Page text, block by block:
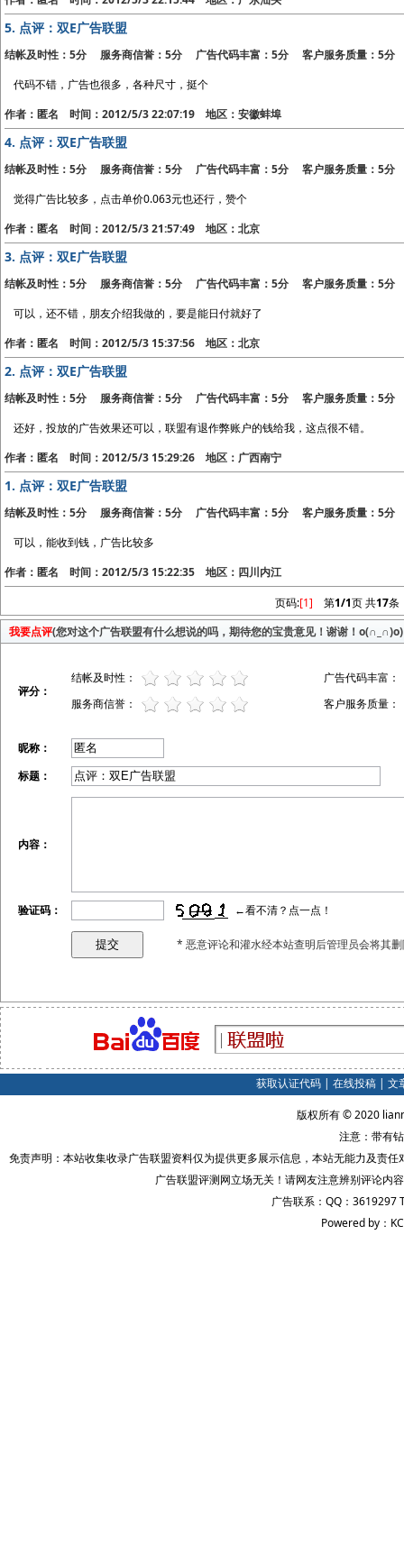
5. 点评：双E广告联盟
结帐及时性：5分 服务商信誉：5分 广告代码丰富：5分 客户服务质量：5分
代码不错，广告也很多，各种尺寸，挺个
作者：匿名 时间：2012/5/3 22:07:19 地区：安徽蚌埠
4. 点评：双E广告联盟
结帐及时性：5分 服务商信誉：5分 广告代码丰富：5分 客户服务质量：5分
觉得广告比较多，点击单价0.063元也还行，赞个
作者：匿名 时间：2012/5/3 21:57:49 地区：北京
3. 点评：双E广告联盟
结帐及时性：5分 服务商信誉：5分 广告代码丰富：5分 客户服务质量：5分
可以，还不错，朋友介绍我做的，要是能日付就好了
作者：匿名 时间：2012/5/3 15:37:56 地区：北京
2. 点评：双E广告联盟
结帐及时性：5分 服务商信誉：5分 广告代码丰富：5分 客户服务质量：5分
还好，投放的广告效果还可以，联盟有退作弊账户的钱给我，这点很不错。
作者：匿名 时间：2012/5/3 15:29:26 地区：广西南宁
1. 点评：双E广告联盟
结帐及时性：5分 服务商信誉：5分 广告代码丰富：5分 客户服务质量：5分
可以，能收到钱，广告比较多
作者：匿名 时间：2012/5/3 15:22:35 地区：四川内江
页码:[1] 第1/1页 共17条
我要点评(您对这个广告联盟有什么想说的吗，期待您的宝贵意见！谢谢！o(∩_∩)o)
评分：
结帐及时性：
广告代码丰富：
服务商信誉：
客户服务质量：
昵称：
标题：
内容：
验证码： ←看不清？点一点！
* 恶意评论和灌水经本站查明后管理员会将其
获取认证代码| 在线投稿| 文
版权所有 © 2020
注意：带有
免责声明：本站收集收录广告联盟资料仅为提供更多展示信息，本站无能力及责
广告联盟评测网立场无关！请网友注意辨别评论内
广告联系：QQ：3619297
Powered by：